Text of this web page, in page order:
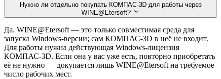
Нужно ли отдельно покупать КОМПАС-3D для работы через
WINE@Etersoft?
Да. WINE@Etersoft — это только совместимая среда для
запуска Windows-версии; сам КОМПАС-3D в неё не входит.
Для работы нужна действующая Windows-лицензия
КОМПАС-3D. Если она у вас уже есть, повторно приобретать
её не нужно — докупается лишь WINE@Etersoft на требуемое
число рабочих мест.